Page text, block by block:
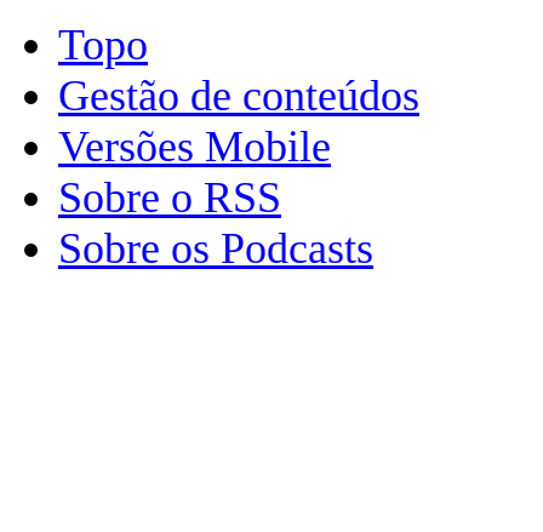
Topo
Gestão de conteúdos
Versões Mobile
Sobre o RSS
Sobre os Podcasts